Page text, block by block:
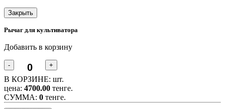
Закрыть
Рычаг для культиватора
Добавить в корзину
- +
В КОРЗИНЕ: шт.
цена: 4700.00 тенге.
CУММА: 0 тенге.